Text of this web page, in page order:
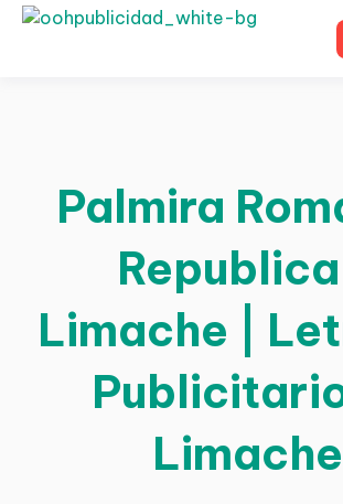
Palmira
Limache |
Limache